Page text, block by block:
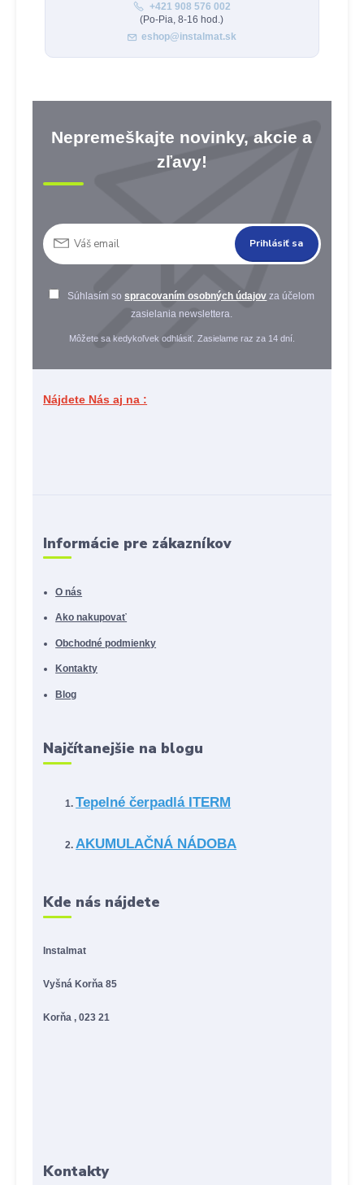
+421 908 576 002
(Po-Pia, 8-16 hod.)
eshop@instalmat.sk
Nepremeškajte novinky, akcie a
zľavy!
Prihlásiť sa
Súhlasím sospracovaním osobných údajov za účelom
zasielania newslettera.
Môžete sa kedykoľvek odhlásiť. Zasielame raz za 14 dní.
Nájdete Nás aj na :
Informácie pre zákazníkov
O nás
Ako nakupovať
Obchodné podmienky
Kontakty
Blog
Najčítanejšie na blogu
Tepelné čerpadlá ITERM
AKUMULAČNÁ NÁDOBA
Kde nás nájdete
Instalmat
Vyšná Korňa 85
Korňa , 023 21
Kontakty